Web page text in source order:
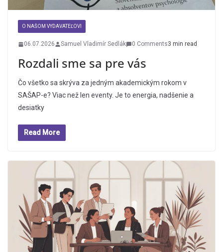
O NAŠOM VYDAVATEĽOVI
06.07.2026 Samuel Vladimír Sedlák 0 Comments3 min read
Rozdali sme sa pre vás
Čo všetko sa skrýva za jedným akademickým rokom v
SAŠAP-e? Viac než len eventy. Je to energia, nadšenie a
desiatky
Read More